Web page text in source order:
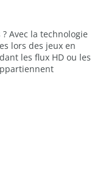
Avec la technologie
lors des jeux en
les flux HD ou les